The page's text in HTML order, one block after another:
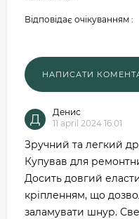
Відповідає очікуванням :
Д
Денис
11 april 2024 16:01
Зручний та легкий
Купував для
Досить довгий
кріпленням, що
заламувати шнур.